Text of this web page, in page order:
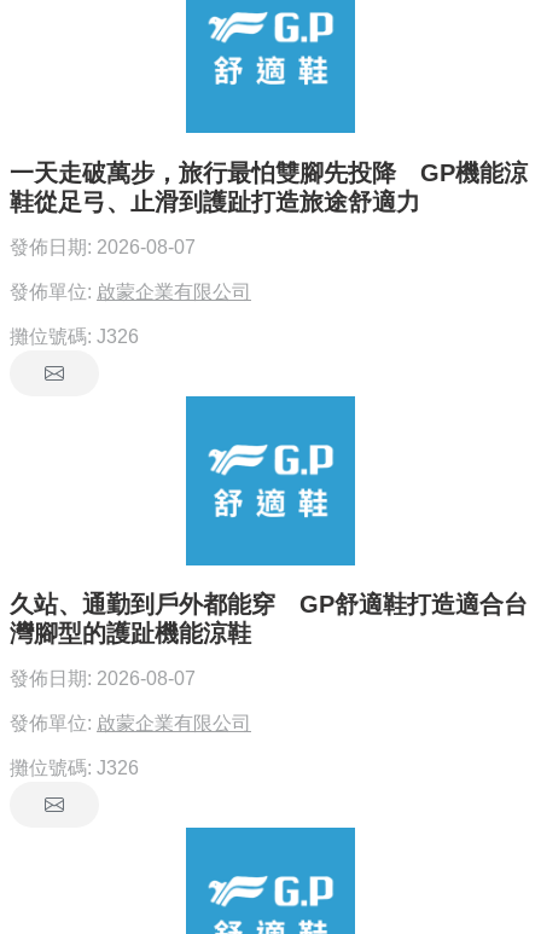
一天走破萬步，旅行最怕雙腳先投降 GP機能涼
鞋從足弓、止滑到護趾打造旅途舒適力
發佈日期: 2026-08-07
發佈單位: 啟蒙企業有限公司
攤位號碼: J326
久站、通勤到戶外都能穿 GP舒適鞋打造適合台
灣腳型的護趾機能涼鞋
發佈日期: 2026-08-07
發佈單位: 啟蒙企業有限公司
攤位號碼: J326